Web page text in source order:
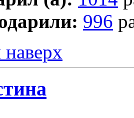
996